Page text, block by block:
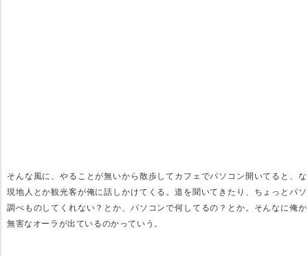
そんな風に、やることが無いから散歩してカフェでパソコン開いてると、
現地人とか観光客が俺に話しかけてくる。道を聞いてきたり、ちょっとパ
調べものしてくれない？とか、パソコンで何してるの？とか。そんなに俺
無害なオーラが出ているのかっていう。